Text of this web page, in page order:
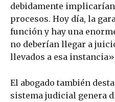
debidamente
procesos. Hoy día, la
función y hay una
no deberían llegar a
llevados a esa
El abogado también
sistema judicial genera